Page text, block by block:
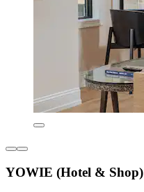
YOWIE (Hotel & Shop)